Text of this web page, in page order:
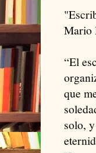
Mario
“El
que
solo,